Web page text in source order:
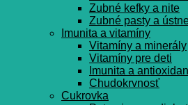
Zubné kefky a nite
Zubné pasty a
Imunita a vitamíny
Vitamíny a minerály
Vitamíny pre deti
Imunita a
Chudokrvnosť
Cukrovka